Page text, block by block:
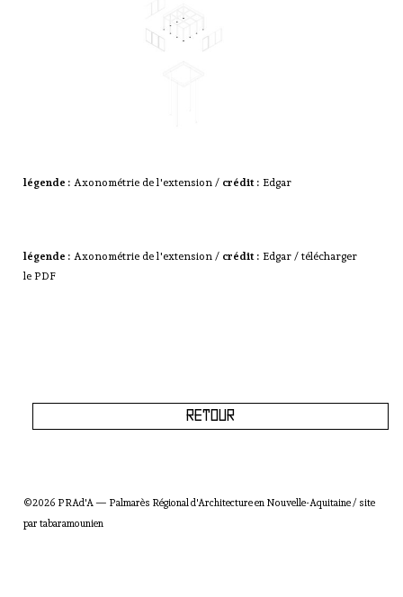
légende : Axonométrie de l'extension / crédit : Edgar
légende : Axonométrie de l'extension / crédit : Edgar /télécharger
le PDF
Retour
©2026 PRAd'A — Palmarès Régional d'Architecture en Nouvelle-Aquitaine / site
partabaramounien